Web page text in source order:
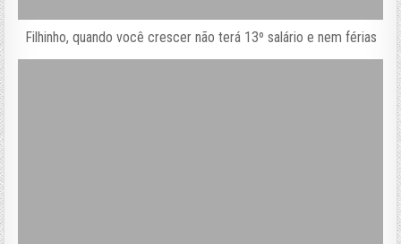
Filhinho, quando você crescer não terá 13º salário e nem férias